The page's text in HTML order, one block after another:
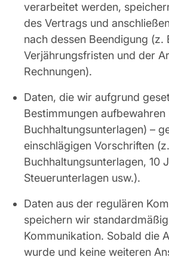
verarbeitet werden,
des Vertrags und
nach dessen Beendigung (z.
Verjährungsfristen und der
Rechnungen).
Daten, die wir aufgrund
Bestimmungen aufbewahren
Buchhaltungsunterlagen) –
einschlägigen Vorschriften
Buchhaltungsunterlagen, 10
Steuerunterlagen usw.).
Daten aus der regulären
speichern wir
Kommunikation. Sobald die
wurde und keine weiteren